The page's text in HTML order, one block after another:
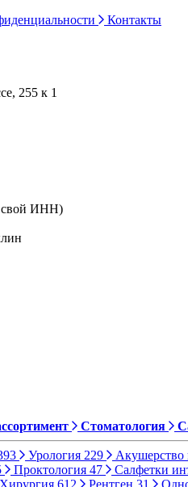
Контакты
255 к 1
свой ИНН)
Стоматология
Урология 229 Акушерство
Проктология 47 Салфетки